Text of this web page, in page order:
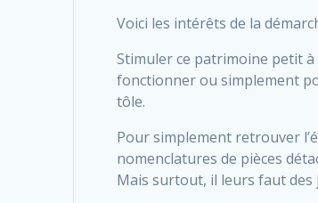
Voici les intérêts de la
Stimuler ce patrimoine petit à
fonctionner ou simplement
tôle.
Pour simplement retrouver
nomenclatures de pièces
Mais surtout, il leurs faut des